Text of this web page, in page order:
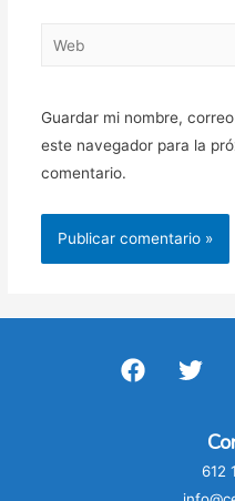
Web
Guardar mi nombre,
este navegador para la
comentario.
612